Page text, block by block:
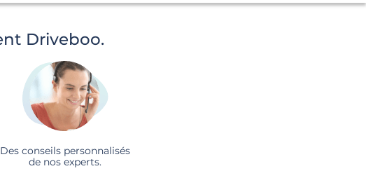
Driveboo.
Des conseils personnalisés
de nos experts.